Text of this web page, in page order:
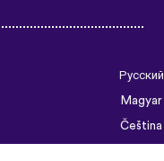
Русский
Magyar
Čeština